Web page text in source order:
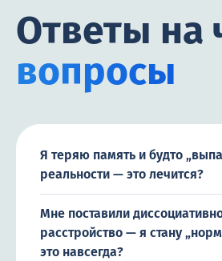
Ответы на
вопросы
Я теряю память и будто
реальности — это лечится?
Мне поставили
расстройство — я стану
это навсегда?